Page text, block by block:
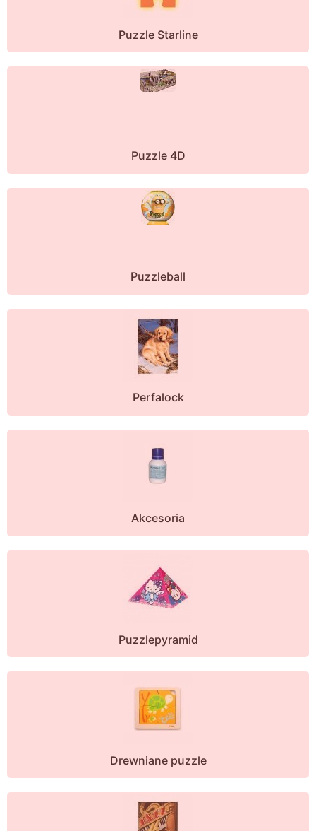
Puzzle Starline
Puzzle 4D
Puzzleball
Perfalock
Akcesoria
Puzzlepyramid
Drewniane puzzle